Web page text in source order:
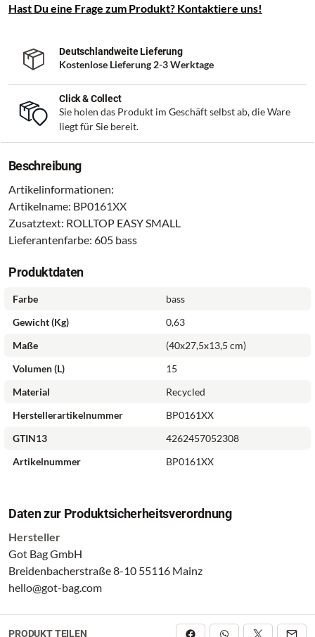
Hast Du eine Frage zum Produkt? Kontaktiere uns!
Deutschlandweite Lieferung
Kostenlose Lieferung 2-3 Werktage
Click & Collect
Sie holen das Produkt im Geschäft selbst ab, die Ware
liegt für Sie bereit.
Beschreibung
Artikelinformationen:
Artikelname: BP0161XX
Zusatztext: ROLLTOP EASY SMALL
Lieferantenfarbe: 605 bass
Produktdaten
Farbe
bass
Gewicht (kg)
0,63
Maße
(40x27,5x13,5 cm)
Volumen (l)
15
Material
Recycled
Herstellerartikelnummer
BP0161XX
GTIN13
4262457052308
Artikelnummer
BP0161XX
Daten zur Produktsicherheitsverordnung
Hersteller
Got Bag GmbH
Breidenbacherstraße 8-10 55116 Mainz
hello@got-bag.com
PRODUKT TEILEN